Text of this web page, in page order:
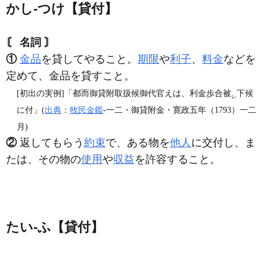
かし‐つけ【貸付】
〘 名詞 〙
① 金品を貸してやること。 期限や利子、 料金などを
定めて、金品を貸すこと。
[初出の実例]「都而御貸附取扱候御代官えは、利金歩合被 レ下候
に付」(出典 ： 牧民金鑑‐一二・御貸附金・寛政五年（1793）一二
月)
②返してもらう 約束で、ある物を他人 に交付し、ま
たは、その物の使用や収益を許容すること。
たい‐ふ【貸付】